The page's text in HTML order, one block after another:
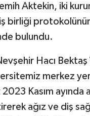
Aktekin, iki
birliği protokolünün
bulundu.
Hacı Bektaş
merkez
Kasım ayında
ağız ve diş